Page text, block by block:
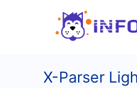
X-Parser